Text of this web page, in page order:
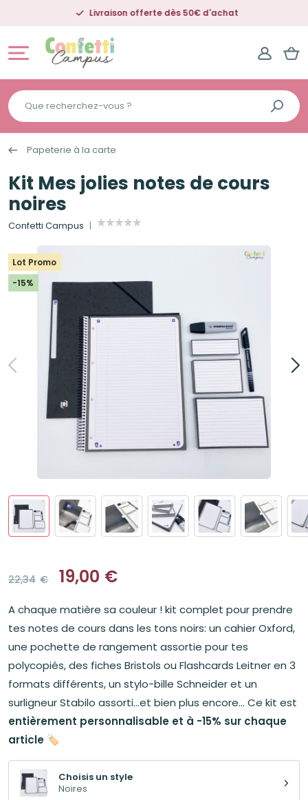
Livraison offerte dès 50€ d'achat
Que
recherchez-
vous
?
Papeterie à la carte
Kit Mes jolies notes de cours
noires
Confetti Campus
Lot Promo
-15%
22,34 €
Le
prix
initial
était :
22,34€.
19,00 €
Le
prix
actuel
est :
19,00€.
A chaque matière sa couleur ! kit complet pour prendre
tes notes de cours dans les tons noirs: un cahier Oxford,
une pochette de rangement assortie pour tes
polycopiés, des fiches Bristols ou Flashcards Leitner en 3
formats différents, un stylo-bille Schneider et un
surligneur Stabilo assorti...et bien plus encore... Ce kit est
entièrement personnalisable et à -15% sur chaque
article 🏷️
Choisis un style
Noires